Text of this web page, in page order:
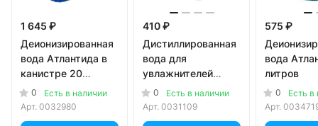
1 645 ₽
Деионизированная
вода Атлантида в
канистре 20
литров
0
Есть в наличии
Арт. 0032980
410 ₽
Дистиллированная
вода для
увлажнителей
Мягкая вода 4
литра
0
Есть в наличии
Арт. 0031109
575 ₽
вода
литров
0
Есть в
Арт.